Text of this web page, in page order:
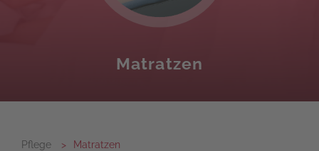
Matratzen
Pflege Matratzen